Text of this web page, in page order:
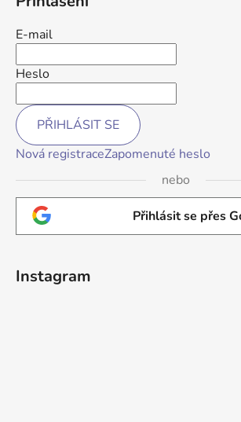
E-mail
Heslo
PŘIHLÁSIT SE
Nová registraceZapomenuté heslo
nebo
Přihlásit se přes
Instagram